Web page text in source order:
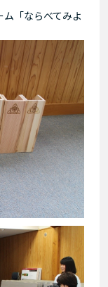
「ならべてみよ